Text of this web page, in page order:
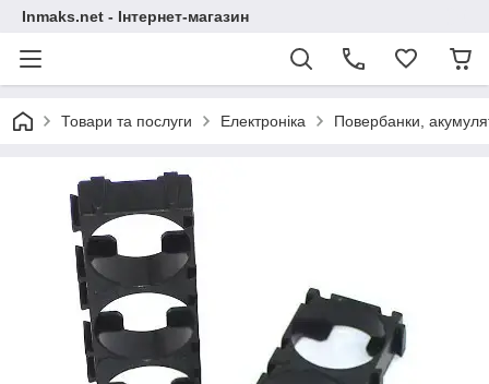
Inmaks.net - Інтернет-магазин
Товари та послуги Електроніка Повербанки,